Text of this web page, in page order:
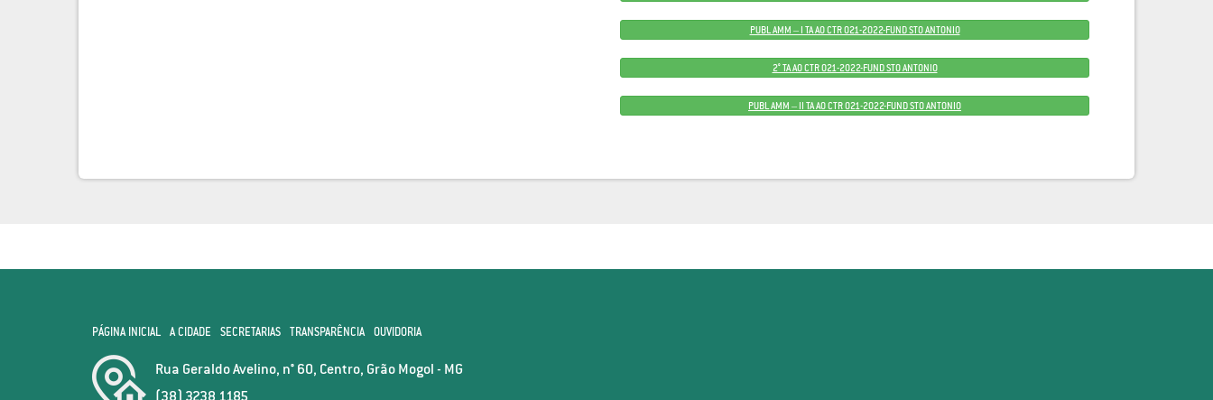
PUBL AMM – I TA AO CTR 021-2022-FUND STO ANTONIO
2° TA AO CTR 021-2022-FUND STO ANTONIO
PUBL AMM – II TA AO CTR 021-2022-FUND STO ANTONIO
PÁGINA INICIAL A CIDADE SECRETARIAS TRANSPARÊNCIA OUVIDORIA
Rua Geraldo Avelino, n° 60, Centro, Grão Mogol - MG
(38) 3238 1185